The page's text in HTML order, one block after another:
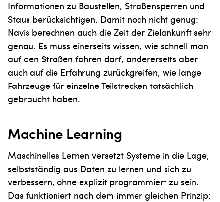
Informationen zu Baustellen, Straßensperren und
Staus berücksichtigen. Damit noch nicht genug:
Navis berechnen auch die Zeit der Zielankunft sehr
genau. Es muss einerseits wissen, wie schnell man
auf den Straßen fahren darf, andererseits aber
auch auf die Erfahrung zurückgreifen, wie lange
Fahrzeuge für einzelne Teilstrecken tatsächlich
gebraucht haben.
Machine Learning
Maschinelles Lernen versetzt Systeme in die Lage,
selbstständig aus Daten zu lernen und sich zu
verbessern, ohne explizit programmiert zu sein.
Das funktioniert nach dem immer gleichen Prinzip: